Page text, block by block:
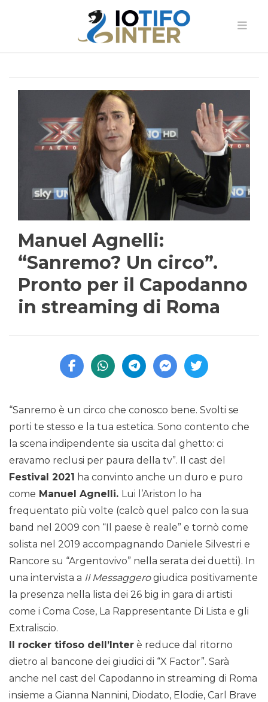
Manuel Agnelli:
“Sanremo? Un circo”.
Pronto per il Capodanno
in streaming di Roma
“Sanremo è un circo che conosco bene. Svolti se
porti te stesso e la tua estetica. Sono contento che
la scena indipendente sia uscita dal ghetto: ci
eravamo reclusi per paura della tv”. Il cast del
Festival 2021 ha convinto anche un duro e puro
come Manuel Agnelli. Lui l’Ariston lo ha
frequentato più volte (calcò quel palco con la sua
band nel 2009 con “Il paese è reale” e tornò come
solista nel 2019 accompagnando Daniele Silvestri e
Rancore su “Argentovivo” nella serata dei duetti). In
una intervista a Il Messaggerogiudica positivamente
la presenza nella lista dei 26 big in gara di artisti
come i Coma Cose, La Rappresentante Di Lista e gli
Extraliscio.
Il rocker tifoso dell’Inter è reduce dal ritorno
dietro al bancone dei giudici di “X Factor”. Sarà
anche nel cast del Capodanno in streaming di Roma
insieme a Gianna Nannini, Diodato, Elodie, Carl Brave